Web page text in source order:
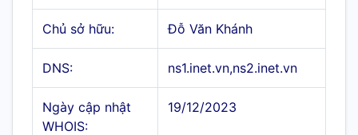
Chủ sở hữu: Đỗ Văn Khánh
DNS: ns1.inet.vn,ns2.inet.vn
Ngày cập nhật
WHOIS:
19/12/2023